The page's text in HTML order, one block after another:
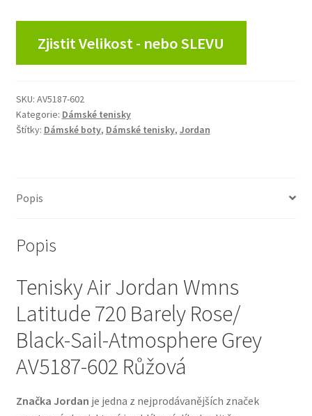
Zjistit Velikost - nebo SLEVU
SKU: AV5187-602
Kategorie: Dámské tenisky
Štítky: Dámské boty, Dámské tenisky, Jordan
Popis
Popis
Tenisky Air Jordan Wmns
Latitude 720 Barely Rose/
Black-Sail-Atmosphere Grey
AV5187-602 Růžová
Značka Jordan je jedna z nejprodávanějších značek